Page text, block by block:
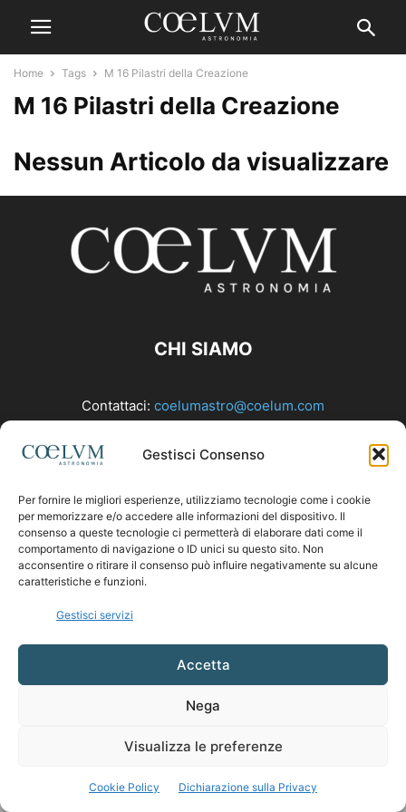
Gestisci Consenso
Per fornire le migliori esperienze, utilizziamo tecnologie come i cookie
per memorizzare e/o accedere alle informazioni del dispositivo. Il
consenso a queste tecnologie ci permetterà di elaborare dati come il
comportamento di navigazione o ID unici su questo sito. Non
acconsentire o ritirare il consenso può influire negativamente su alcune
caratteristiche e funzioni.
Gestisci servizi
Accetta
Nega
Visualizza le preferenze
Cookie Policy Dichiarazione sulla Privacy
Home Tags M 16 Pilastri della Creazione
M 16 Pilastri della Creazione
Nessun Articolo da visualizzare
CHI SIAMO
Contattaci: coelumastro@coelum.com
SEGUICI